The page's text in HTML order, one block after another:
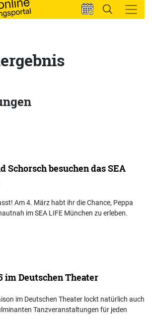
Schorsch besuchen das SEA
Am 4. März habt ihr die Chance, Peppa
im SEA LIFE München zu erleben.
im Deutschen Theater
im Deutschen Theater lockt natürlich auch
Tanzveranstaltungen für jeden